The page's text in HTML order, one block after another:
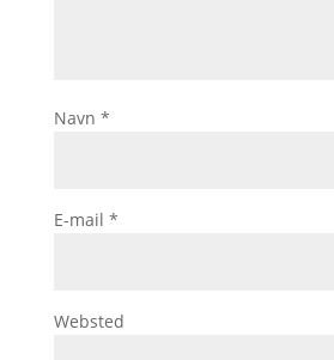
Navn *
E-mail *
Websted